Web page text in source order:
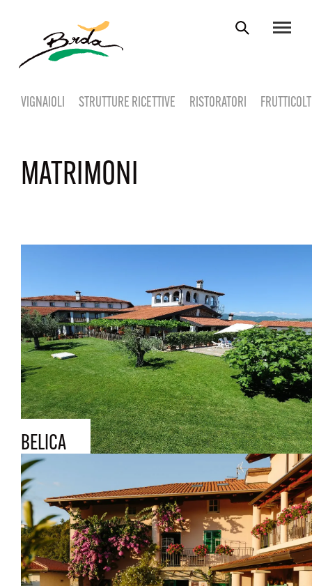
VIGNAIOLI STRUTTURE RICETTIVE RISTORATORI
MATRIMONI
BELICA